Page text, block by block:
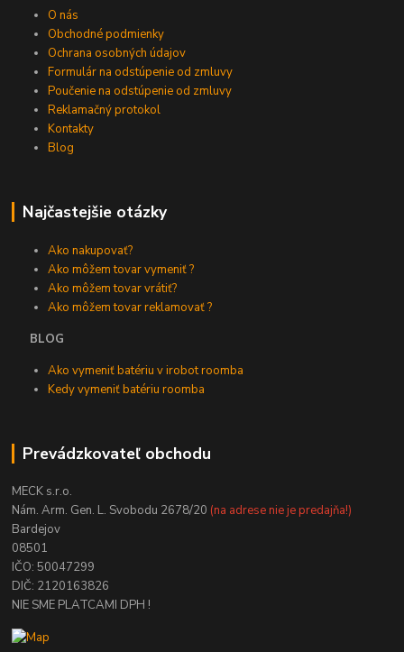
O nás
Obchodné podmienky
Ochrana osobných údajov
Formulár na odstúpenie od zmluvy
Poučenie na odstúpenie od zmluvy
Reklamačný protokol
Kontakty
Blog
Najčastejšie otázky
Ako nakupovať?
Ako môžem tovar vymeniť ?
Ako môžem tovar vrátiť?
Ako môžem tovar reklamovať ?
BLOG
Ako vymeniť batériu v irobot roomba
Kedy vymeniť batériu roomba
Prevádzkovateľ obchodu
MECK s.r.o.
Nám. Arm. Gen. L. Svobodu 2678/20 (na adrese nie je predajňa!)
Bardejov
08501
IČO: 50047299
DIČ: 2120163826
NIE SME PLATCAMI DPH !